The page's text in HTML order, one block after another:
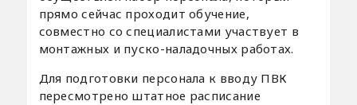
прямо сейчас проходит обучение,
совместно со специалистами участвует в
монтажных и пуско-наладочных работах.
Для подготовки персонала к вводу ПВК
пересмотрено штатное расписание